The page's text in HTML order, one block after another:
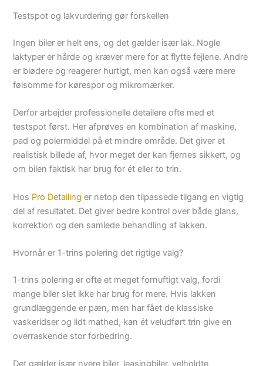
Testspot og lakvurdering gør forskellen
Ingen biler er helt ens, og det gælder især lak. Nogle
laktyper er hårde og kræver mere for at flytte fejlene. Andre
er blødere og reagerer hurtigt, men kan også være mere
følsomme for kørespor og mikromærker.
Derfor arbejder professionelle detailere ofte med et
testspot først. Her afprøves en kombination af maskine,
pad og polermiddel på et mindre område. Det giver et
realistisk billede af, hvor meget der kan fjernes sikkert, og
om bilen faktisk har brug for ét eller to trin.
Hos Pro Detailing er netop den tilpassede tilgang en vigtig
del af resultatet. Det giver bedre kontrol over både glans,
korrektion og den samlede behandling af lakken.
Hvornår er 1-trins polering det rigtige valg?
1-trins polering er ofte et meget fornuftigt valg, fordi
mange biler slet ikke har brug for mere. Hvis lakken
grundlæggende er pæn, men har fået de klassiske
vaskeridser og lidt mathed, kan ét veludført trin give en
overraskende stor forbedring.
Det gælder især nyere biler, leasingbiler, velholdte